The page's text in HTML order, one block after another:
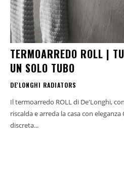
TERMOARREDO ROLL |
UN SOLO TUBO
DE'LONGHI RADIATORS
Il termoarredo ROLL di De'Longhi,
riscalda e arreda la casa con eleganza Qual è la forma più semplice e
discreta...